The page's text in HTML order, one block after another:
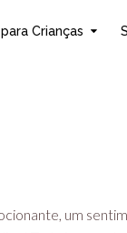
Crianças
um